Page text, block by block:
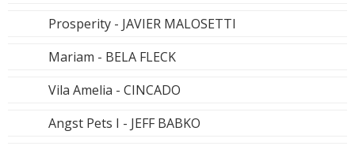
Prosperity - JAVIER MALOSETTI
Mariam - BELA FLECK
Vila Amelia - CINCADO
Angst Pets I - JEFF BABKO